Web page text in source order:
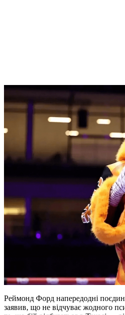
Реймонд Форд напередодні
заявив, що не відчуває жодного